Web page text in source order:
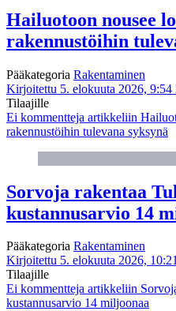
Hailuotoon nousee
rakennustöihin
Pääkategoria Rakentaminen
Kirjoitettu 5. elokuuta 2026, 9:54
Tilaajille
Ei kommentteja artikkeliin
rakennustöihin tulevana syksynä
Sorvoja rakentaa
kustannusarvio 14
Pääkategoria Rakentaminen
Kirjoitettu 5. elokuuta 2026,
Tilaajille
Ei kommentteja artikkeliin
kustannusarvio 14 miljoonaa